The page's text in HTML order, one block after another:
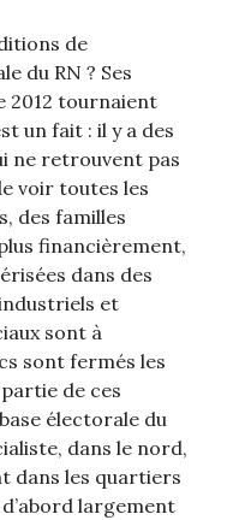
de
du RN ? Ses
2012 tournaient
un fait : il y a des
ne retrouvent pas
voir toutes les
des familles
financièrement,
dans des
et
sont à
sont fermés les
de ces
électorale du
dans le nord,
dans les quartiers
largement